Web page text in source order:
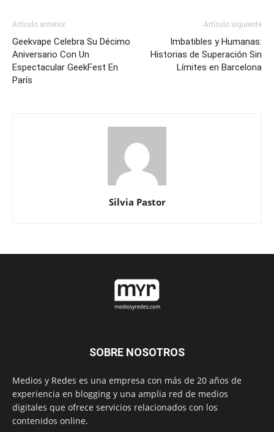
Artículo anterior
Geekvape Celebra Su Décimo
Aniversario Con Un
Espectacular GeekFest En
París
Artículo siguiente
Imbatibles y Humanas:
Historias de Superación Sin
Límites en Barcelona
Silvia Pastor
SOBRE NOSOTROS
Medios y Redes es una empresa con más de 20 años de
experiencia en blogging y una amplia red de medios
digitales que ofrece servicios relacionados con los
contenidos online.